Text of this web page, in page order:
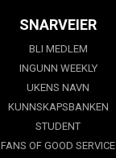
SNARVEIER
BLI MEDLEM
INGUNN WEEKLY
UKENS NAVN
KUNNSKAPSBANKEN
STUDENT
FANS OF GOOD SERVICE